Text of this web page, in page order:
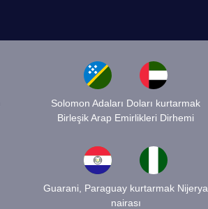
Solomon Adaları Doları kurtarmak
Birleşik Arap Emirlikleri Dirhemi
Guarani, Paraguay kurtarmak Nijerya
nairası